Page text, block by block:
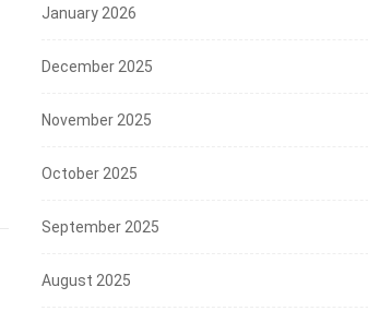
January 2026
December 2025
November 2025
October 2025
September 2025
August 2025